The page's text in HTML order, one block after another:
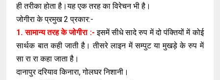
ही तरीका होता है।यह एक तरह का विरेचन भी है।
जोगीरा के प्रमुख 2 प्रकार:-
1. सामान्य तरह के जोगीरा :- इसमें सीधे सादे रुप में दो पंक्तियों में कोई
सार्थक बात कही जाती है। तीसरे लाइन में सम्पुट या मुखड़े के रुप में
सा रा रा कहा जाता है।
दानापुर दरियाव किनारा, गोलघर निशानी।